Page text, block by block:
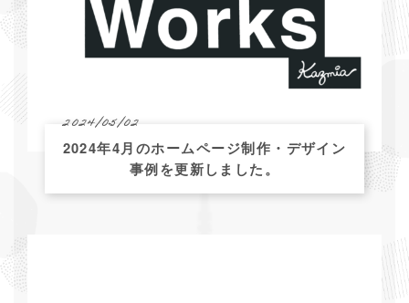
2024/05/02
2024年4月のホームページ制作・デザイン
事例を更新しました。